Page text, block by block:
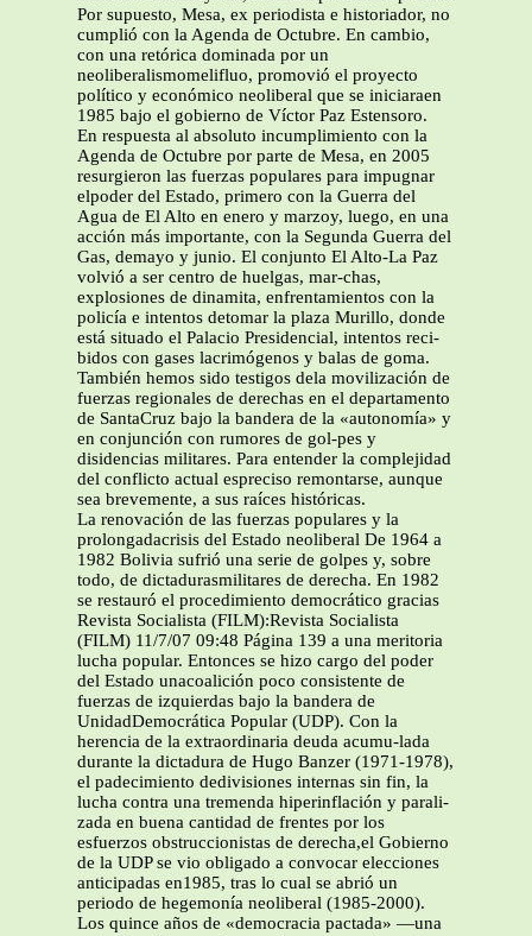
Por supuesto, Mesa, ex periodista e historiador, no
cumplió con la Agenda de Octubre. En cambio,
con una retórica dominada por un
neoliberalismomelifluo, promovió el proyecto
político y económico neoliberal que se iniciaraen
1985 bajo el gobierno de Víctor Paz Estensoro.
En respuesta al absoluto incumplimiento con la
Agenda de Octubre por parte de Mesa, en 2005
resurgieron las fuerzas populares para impugnar
elpoder del Estado, primero con la Guerra del
Agua de El Alto en enero y marzoy, luego, en una
acción más importante, con la Segunda Guerra del
Gas, demayo y junio. El conjunto El Alto-La Paz
volvió a ser centro de huelgas, mar-chas,
explosiones de dinamita, enfrentamientos con la
policía e intentos detomar la plaza Murillo, donde
está situado el Palacio Presidencial, intentos reci-
bidos con gases lacrimógenos y balas de goma.
También hemos sido testigos dela movilización de
fuerzas regionales de derechas en el departamento
de SantaCruz bajo la bandera de la «autonomía» y
en conjunción con rumores de gol-pes y
disidencias militares. Para entender la complejidad
del conflicto actual espreciso remontarse, aunque
sea brevemente, a sus raíces históricas.
La renovación de las fuerzas populares y la
prolongadacrisis del Estado neoliberal De 1964 a
1982 Bolivia sufrió una serie de golpes y, sobre
todo, de dictadurasmilitares de derecha. En 1982
se restauró el procedimiento democrático gracias
Revista Socialista (FILM):Revista Socialista
(FILM) 11/7/07 09:48 Página 139 a una meritoria
lucha popular. Entonces se hizo cargo del poder
del Estado unacoalición poco consistente de
fuerzas de izquierdas bajo la bandera de
UnidadDemocrática Popular (UDP). Con la
herencia de la extraordinaria deuda acumu-lada
durante la dictadura de Hugo Banzer (1971-1978),
el padecimiento dedivisiones internas sin fin, la
lucha contra una tremenda hiperinflación y parali-
zada en buena cantidad de frentes por los
esfuerzos obstruccionistas de derecha,el Gobierno
de la UDP se vio obligado a convocar elecciones
anticipadas en1985, tras lo cual se abrió un
periodo de hegemonía neoliberal (1985-2000).
Los quince años de «democracia pactada» —una